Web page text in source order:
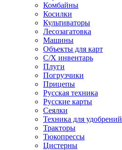
Комбайны
Косилки
Культиваторы
Лесозагатовка
Машины
Объекты для карт
С/Х инвентарь
Плуги
Погрузчики
Прицепы
Русская техника
Русские карты
Сеялки
Техника для удобрений
Тракторы
Тюкопрессы
Цистерны